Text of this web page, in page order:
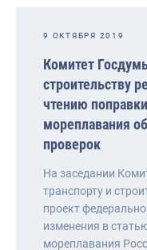
9 ОКТЯБРЯ 2019
Комитет
строительству
чтению
мореплавания
проверок
На заседании
транспорту и
проект
изменения в
мореплавания